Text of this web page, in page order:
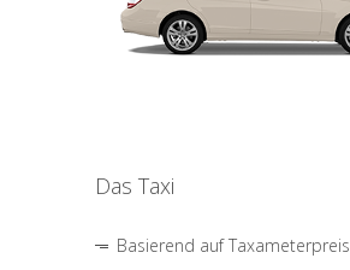
Das Taxi
Basierend auf Taxameterpreis